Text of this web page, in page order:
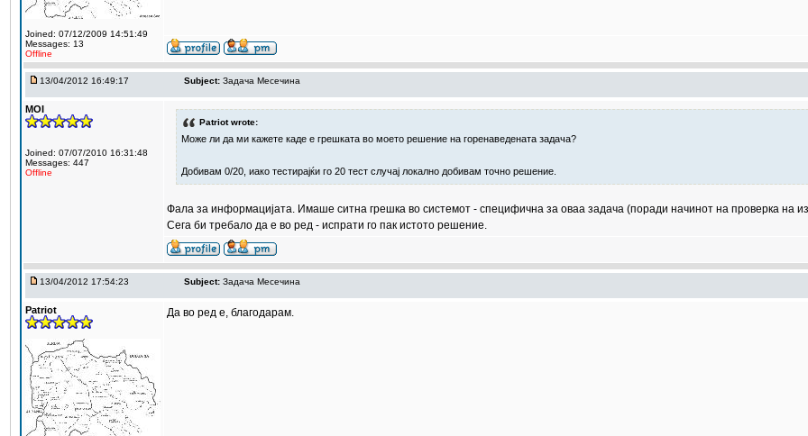
Joined: 07/12/2009 14:51:49
Messages: 13
Offline
13/04/2012 16:49:17 Subject: Задача Месечина
MOI
Joined: 07/07/2010 16:31:48
Messages: 447
Offline
Patriot wrote:
Може ли да ми кажете каде е грешката во моето решение на горенаведената задача?
Добивам 0/20, иако тестирајќи го 20 тест случај локално добивам точно решение.
Фала за информацијата. Имаше ситна грешка во системот - специфична за оваа задача (поради начинот на проверка на
Сега би требало да е во ред - испрати го пак истото решение.
13/04/2012 17:54:23 Subject: Задача Месечина
Patriot Да во ред е, благодарам.